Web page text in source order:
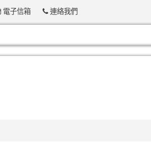
電子信箱 連絡我們